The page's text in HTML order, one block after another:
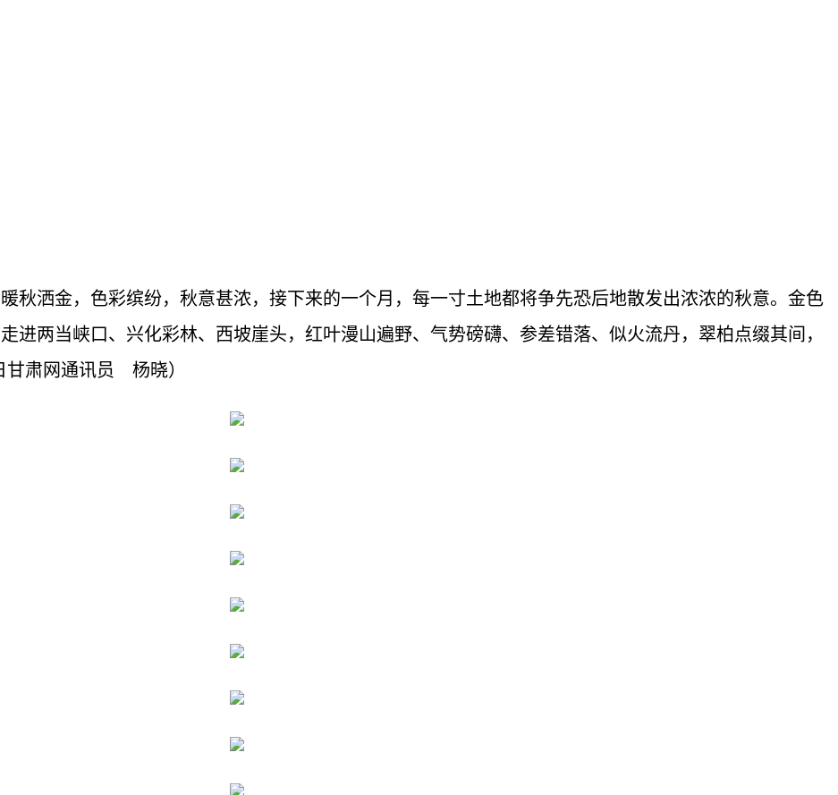
秋洒金，色彩缤纷，秋意甚浓，接下来的一个月，每一寸土地都将争先恐后地散发出浓浓的秋意。金色
进两当峡口、兴化彩林、西坡崖头，红叶漫山遍野、气势磅礴、参差错落、似火流丹，翠柏点缀其间，
甘肃网通讯员 杨晓）